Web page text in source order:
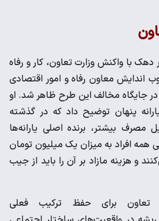
با واکنش وزارت تعاون، کار و رفاه
اندایش معاون رفاه و امور اقتصادی
جایگاه مخالف این طرح ظاهر شد. او
پنهان توضیح داد که در گذشته
مصرف بیشتر، برنده اصلی یارانه‌ها
همه افراد به میزان یک میلیون تومان
و هزینه مازاد بر آن را باید از جیب
تعاون برای حفظ ترکیب فعلی